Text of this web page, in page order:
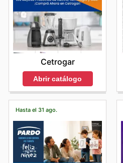
Cetrogar
Abrir catálogo
Hasta el 31 ago.